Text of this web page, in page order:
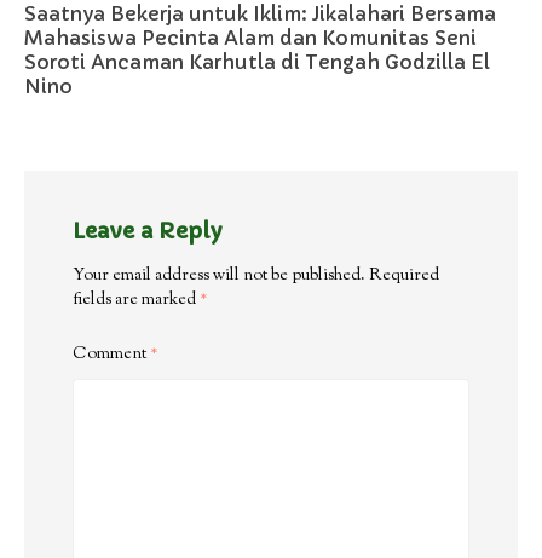
Saatnya Bekerja untuk Iklim: Jikalahari Bersama
Mahasiswa Pecinta Alam dan Komunitas Seni
Soroti Ancaman Karhutla di Tengah Godzilla El
Nino
Leave a Reply
Your email address will not be published. Required
fields are marked *
Comment*